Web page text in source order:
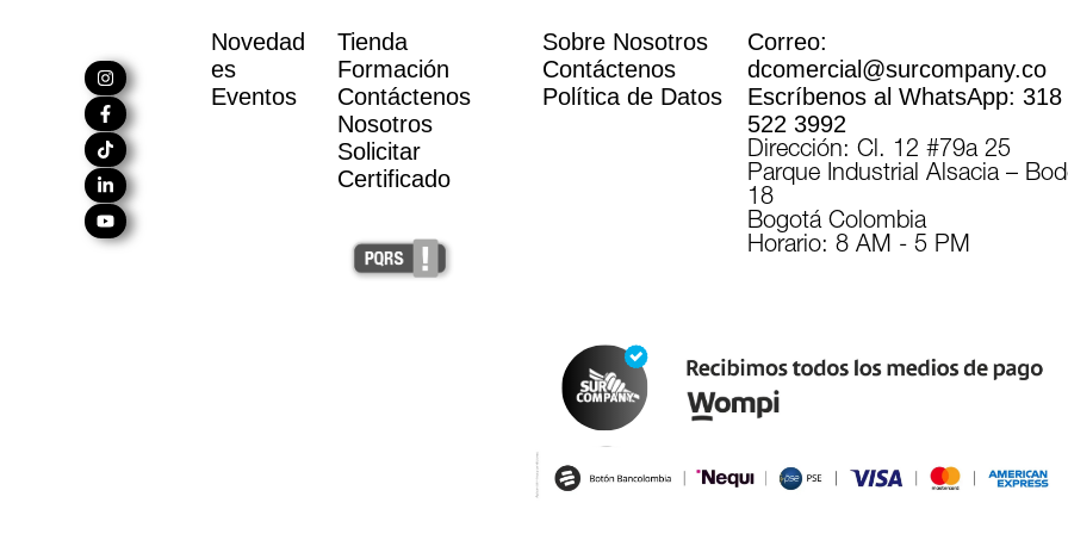
Novedad
es
Eventos
Tienda
Formación
Contáctenos
Nosotros
Solicitar
Certificado
Sobre Nosotros
Contáctenos
Política de Datos
Correo:
dcomercial@surcompany.co
Escríbenos al WhatsApp: 318
522 3992
Dirección: Cl. 12 #79a 25
Parque Industrial Alsacia –
18
Bogotá Colombia
Horario: 8 AM - 5 PM